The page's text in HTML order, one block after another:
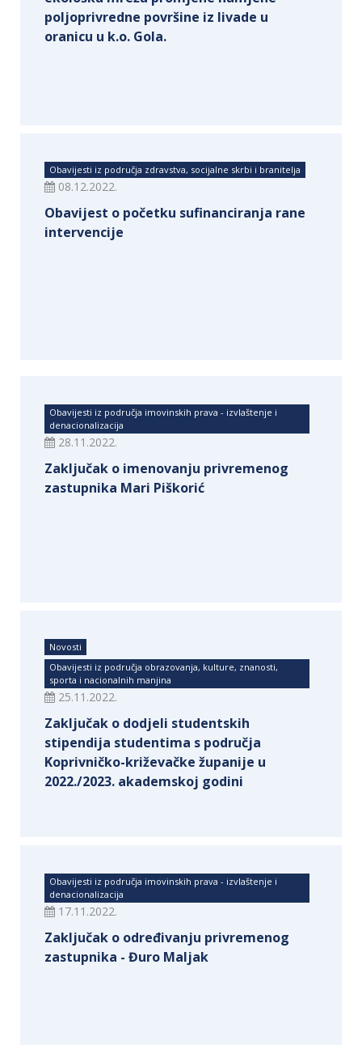
poljoprivredne površine iz livade u
oranicu u k.o. Gola.
Obavijesti iz područja zdravstva, socijalne skrbi i branitelja
08.12.2022.
Obavijest o početku sufinanciranja rane
intervencije
Obavijesti iz područja imovinskih prava - izvlaštenje i
denacionalizacija
28.11.2022.
Zaključak o imenovanju privremenog
zastupnika Mari Piškorić
Novosti
Obavijesti iz područja obrazovanja, kulture, znanosti,
sporta i nacionalnih manjina
25.11.2022.
Zaključak o dodjeli studentskih
stipendija studentima s područja
Koprivničko-križevačke županije u
2022./2023. akademskoj godini
Obavijesti iz područja imovinskih prava - izvlaštenje i
denacionalizacija
17.11.2022.
Zaključak o određivanju privremenog
zastupnika - Đuro Maljak